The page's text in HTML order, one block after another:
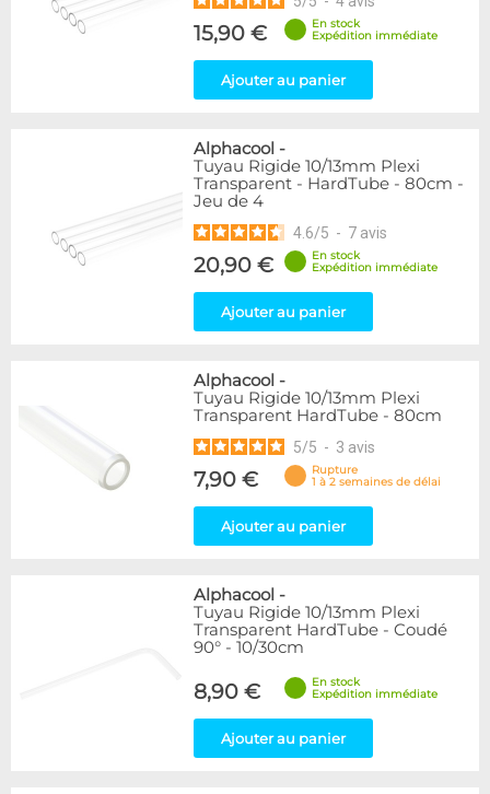
15,90 €
En stock
Expédition immédiate
Ajouter au panier
Alphacool -
Tuyau Rigide 10/13mm Plexi
Transparent - HardTube - 80cm -
Jeu de 4
4.6/5 - 7 avis
20,90 €
En stock
Expédition immédiate
Ajouter au panier
Alphacool -
Tuyau Rigide 10/13mm Plexi
Transparent HardTube - 80cm
5/5 - 3 avis
7,90 €
Rupture
1 à 2 semaines de délai
Ajouter au panier
Alphacool -
Tuyau Rigide 10/13mm Plexi
Transparent HardTube - Coudé
90° - 10/30cm
8,90 €
En stock
Expédition immédiate
Ajouter au panier